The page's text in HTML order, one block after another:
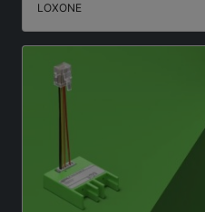
LOXONE